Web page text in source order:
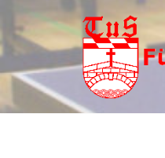
Zum
springen